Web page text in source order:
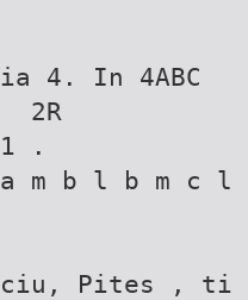
4. In 4ABC

.
m b l b m c
Pites , ti